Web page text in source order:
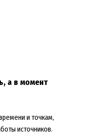
а в момент
и точкам,
источников.